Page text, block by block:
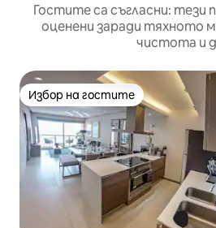
Гостите са съгласни: тези
оценени заради тяхното
чистота и
Избор на гостите
Избор на гостите